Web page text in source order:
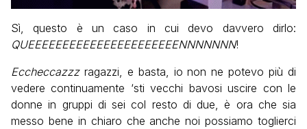
Sì, questo è un caso in cui devo davvero dirlo:
QUEEEEEEEEEEEEEEEEEEEEEENNNNNNN!
Eccheccazzzragazzi, e basta, io non ne potevo più di
vedere continuamente ‘sti vecchi bavosi uscire con le
donne in gruppi di sei col resto di due, è ora che sia
messo bene in chiaro che anche noi possiamo toglierci